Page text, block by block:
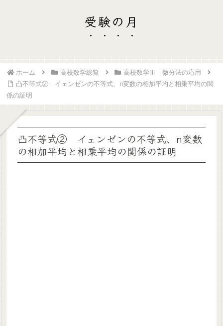
受験の月
ホーム 高校数学総覧
高校数学Ⅲ 微分法の応用
凸不等式② イェンゼンの不等式、n変数の相加平均と相乗平均の関
係の証明
凸不等式② イェンゼンの不等式、n変数
の相加平均と相乗平均の関係の証明